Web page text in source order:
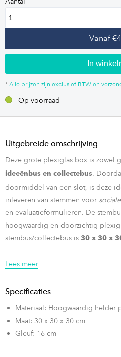
Vanaf
In
*Alle prijzen zijn exclusief BTW en
Op voorraad
Uitgebreide omschrijving
Deze grote plexiglas box is zowel
ideeënbus en collectebus.
doormiddel van een slot, is deze
inleveren van stemmen voor
en evaluatieformulieren. De
hoogwaardig en doorzichtig
stembus/collectebus is 30 x 30 x
De stembus is ook verkrijgbaar in
Lees meer
Specificaties
Materiaal: Hoogwaardig helder
Maat: 30 x 30 x 30 cm
Gleuf: 16 cm